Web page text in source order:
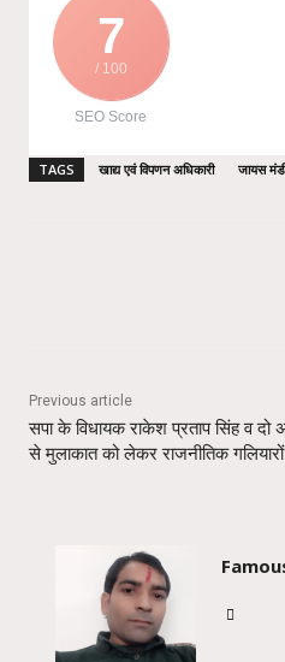
7
/ 100
SEO Score
TAGS खाद्य एवं विपणन अधिकारी जायस
Previous article
सपा के विधायक राकेश प्रताप सिंह व दो
से मुलाकात को लेकर राजनीतिक